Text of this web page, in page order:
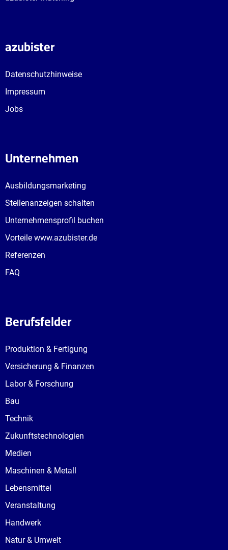
azubister
Datenschutzhinweise
Impressum
Jobs
Unternehmen
Ausbildungsmarketing
Stellenanzeigen schalten
Unternehmensprofil buchen
Vorteile www.azubister.de
Referenzen
FAQ
Berufsfelder
Produktion & Fertigung
Versicherung & Finanzen
Labor & Forschung
Bau
Technik
Zukunftstechnologien
Medien
Maschinen & Metall
Lebensmittel
Veranstaltung
Handwerk
Natur & Umwelt